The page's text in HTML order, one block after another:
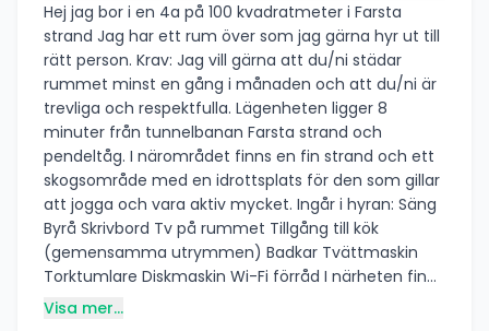
Hej jag bor i en 4a på 100 kvadratmeter i Farsta
strand Jag har ett rum över som jag gärna hyr ut till
rätt person. Krav: Jag vill gärna att du/ni städar
rummet minst en gång i månaden och att du/ni är
trevliga och respektfulla. Lägenheten ligger 8
minuter från tunnelbanan Farsta strand och
pendeltåg. I närområdet finns en fin strand och ett
skogsområde med en idrottsplats för den som gillar
att jogga och vara aktiv mycket. Ingår i hyran: Säng
Byrå Skrivbord Tv på rummet Tillgång till kök
(gemensamma utrymmen) Badkar Tvättmaskin
Torktumlare Diskmaskin Wi-Fi förråd I närheten finns
det vårdcentral, Hemköp, Ica, klädaffärer och flera
Visa mer...